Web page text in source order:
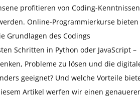
profitieren von Coding-
Online-Programmierkurse bieten
Grundlagen des Codings
Schritten in Python oder JavaScript –
Probleme zu lösen und die
geeignet? Und welche Vorteile
Artikel werfen wir einen